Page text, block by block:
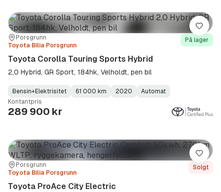
Sted:Porsgrunn
Forhandler:
Toyota Bilia Porsgrunn
På lager
Toyota Corolla Touring Sports Hybrid
2,0 Hybrid, GR Sport, 184hk, Velholdt, pen bil
Fuel
Type:
Bensin+Elektrisitet
Kilometerstand: 61 000 km
Model
Year:
2020
Gearbox
Type:
Automat
Kontantpris
289 900 kr
Lagre
Sted:Porsgrunn
Forhandler:
Toyota Bilia Porsgrunn
Solgt
Toyota ProAce City Electric
Lagre